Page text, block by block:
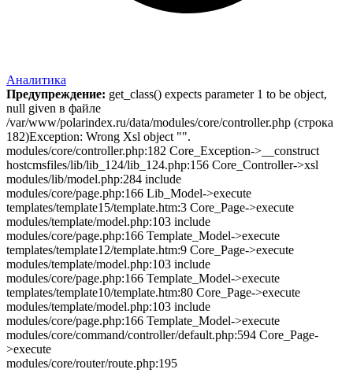
Аналитика
Предупреждение: get_class() expects parameter 1 to be object,
null given в файле
/var/www/polarindex.ru/data/modules/core/controller.php (строка
182)Exception: Wrong Xsl object "".
modules/core/controller.php:182 Core_Exception->__construct
hostcmsfiles/lib/lib_124/lib_124.php:156 Core_Controller->xsl
modules/lib/model.php:284 include
modules/core/page.php:166 Lib_Model->execute
templates/template15/template.htm:3 Core_Page->execute
modules/template/model.php:103 include
modules/core/page.php:166 Template_Model->execute
templates/template12/template.htm:9 Core_Page->execute
modules/template/model.php:103 include
modules/core/page.php:166 Template_Model->execute
templates/template10/template.htm:80 Core_Page->execute
modules/template/model.php:103 include
modules/core/page.php:166 Template_Model->execute
modules/core/command/controller/default.php:594 Core_Page-
>execute
modules/core/router/route.php:195